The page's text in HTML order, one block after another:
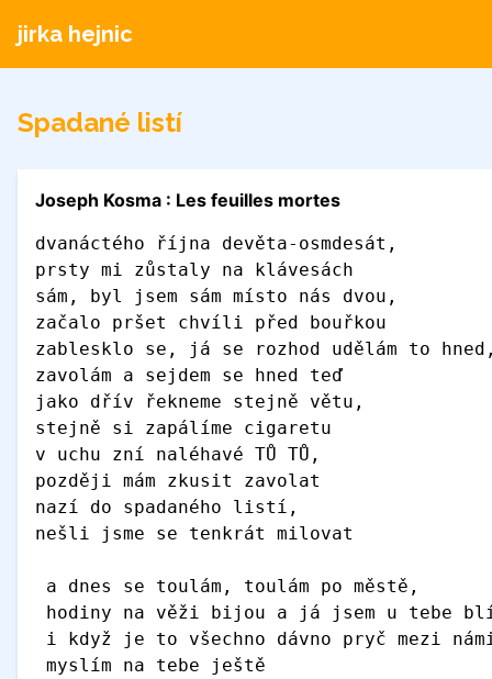
jirka hejnic
Spadané listí
Joseph Kosma : Les feuilles mortes
dvanáctého října devěta-osmdesát,
prsty mi zůstaly na klávesách
sám, byl jsem sám místo nás dvou,
začalo pršet chvíli před bouřkou
zablesklo se, já se rozhod udělám to
zavolám a sejdem se hned teď
jako dřív řekneme stejně větu,
stejně si zapálíme cigaretu
v uchu zní naléhavé TŮ TŮ,
později mám zkusit zavolat
nazí do spadaného listí,
nešli jsme se tenkrát milovat
a dnes se toulám, toulám po městě,
hodiny na věži bijou a já jsem u tebe
i když je to všechno dávno pryč mezi
myslím na tebe ještě